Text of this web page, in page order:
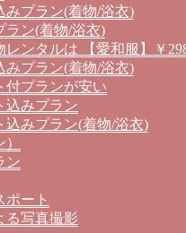
みプラン(着物/浴衣)
ラン(着物/浴衣)
ンタルは 【愛和服】￥
みプラン(着物/浴衣)
付プランが安い
込みプラン
込みプラン(着物/浴衣)
ン
ポート
る写真撮影